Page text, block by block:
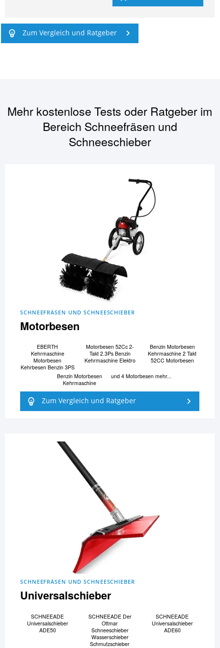
Zum Vergleich und Ratgeber
Mehr kostenlose Tests oder Ratgeber im
Bereich Schneefräsen und
Schneeschieber
SCHNEEFRÄSEN UND SCHNEESCHIEBER
Motorbesen
EBERTH
Kehrmaschine
Motorbesen
Kehrbesen Benzin 3PS
Motorbesen 52Cc 2-
Takt 2.3Ps Benzin
Kehrmaschine Elektro
Benzin Motorbesen
Kehrmaschine 2 Takt
52CC Motorbesen
Benzin Motorbesen
Kehrmaschine
und 4 Motorbesen mehr...
Zum Vergleich und Ratgeber
SCHNEEFRÄSEN UND SCHNEESCHIEBER
Universalschieber
SCHNEEADE
Universalschieber
ADE50
SCHNEEADE Der
Ottmar
Schneeschieber
Wasserschieber
Schmutzschieber
SCHNEEADE
Universalschieber
ADE60